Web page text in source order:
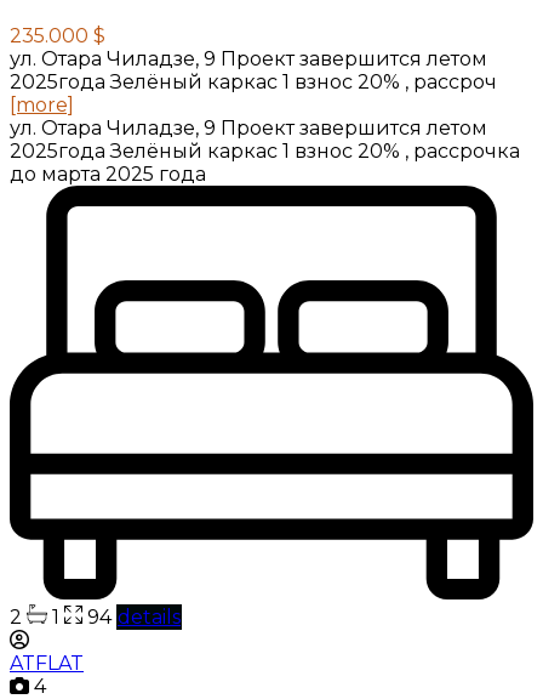
235.000 $
ул. Отара Чиладзе, 9 Проект завершится летом
2025года Зелёный каркас 1 взнос 20% , рассроч
[more]
ул. Отара Чиладзе, 9 Проект завершится летом
2025года Зелёный каркас 1 взнос 20% , рассрочка
до марта 2025 года
2 1 94 details
ATFLAT
4